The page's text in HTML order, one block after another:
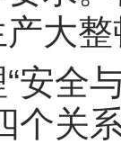
大
全与
个关